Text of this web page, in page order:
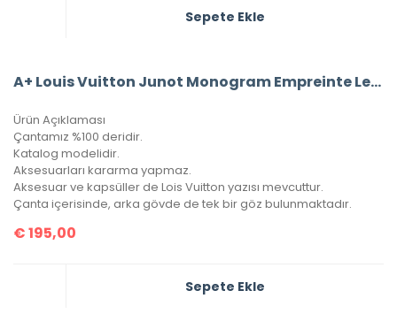
Sepete Ekle
A+ Louis Vuitton Junot Monogram Empreinte Leather
Ürün Açıklaması
Çantamız %100 deridir.
Katalog modelidir.
Aksesuarları kararma yapmaz.
Aksesuar ve kapsüller de Lois Vuitton yazısı mevcuttur.
Çanta içerisinde, arka gövde de tek bir göz bulunmaktadır.
€195,00
Sepete Ekle